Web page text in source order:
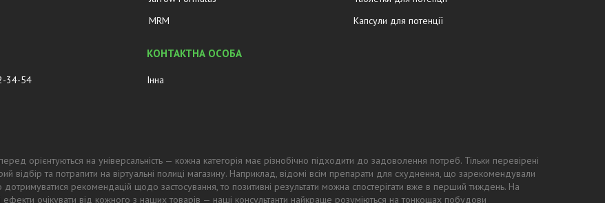
MRM
Капсули для потенції
34-54 Інна
орієнтуються на універсальність — кожна категорія має різнобічно підходити до задоволення потреб. Тільки перевірені
відбір та потрапити на віртуальні полиці магазину. Наприклад, відомі всім препарати для схуднення, що зарекомендували
рекомендацій щодо застосування, то позитивні результати можна спостерігати вже в перший тиждень. На
очікувати від кожного з наших товарів — наші консультанти найкраще розуміються на тонкощах побудови